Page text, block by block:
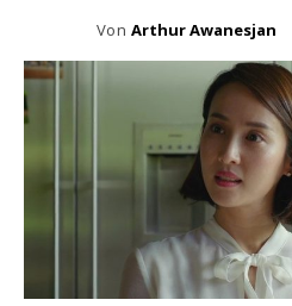
Von Arthur Awanesjan